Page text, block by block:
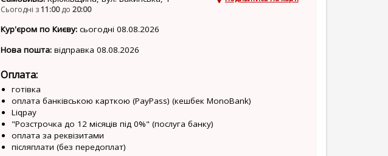
Сьогодні з11:00до 20:00
Кур'єром по Києву: сьогодні 08.08.2026
Нова пошта: відправка 08.08.2026
Оплата:
готівка
оплата банківською карткою (PayPass) (кешбек MonoBank)
Liqpay
"Розстрочка до 12 місяців під 0%" (послуга банку)
оплата за реквізитами
післяплати (без передоплат)